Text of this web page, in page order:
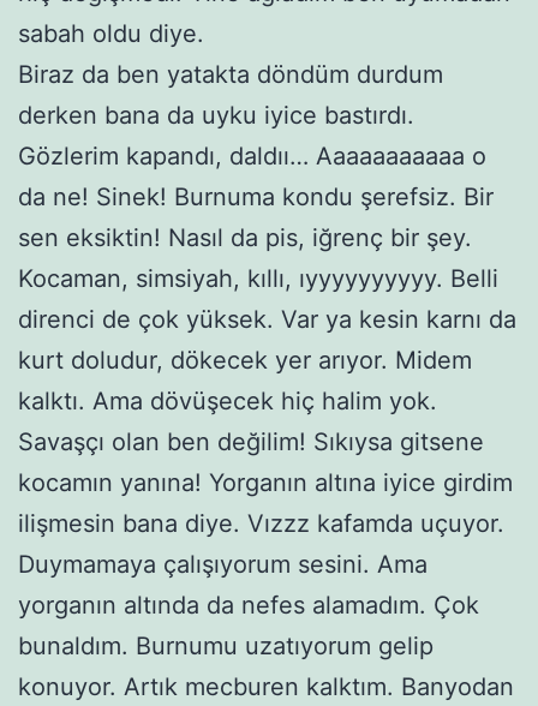
sabah oldu diye.
Biraz da ben yatakta döndüm durdum
derken bana da uyku iyice bastırdı.
Gözlerim kapandı, daldıı… Aaaaaaaaaaa o
da ne! Sinek! Burnuma kondu şerefsiz. Bir
sen eksiktin! Nasıl da pis, iğrenç bir şey.
Kocaman, simsiyah, kıllı, ıyyyyyyyyyy. Belli
direnci de çok yüksek. Var ya kesin karnı da
kurt doludur, dökecek yer arıyor. Midem
kalktı. Ama dövüşecek hiç halim yok.
Savaşçı olan ben değilim! Sıkıysa gitsene
kocamın yanına! Yorganın altına iyice girdim
ilişmesin bana diye. Vızzz kafamda uçuyor.
Duymamaya çalışıyorum sesini. Ama
yorganın altında da nefes alamadım. Çok
bunaldım. Burnumu uzatıyorum gelip
konuyor. Artık mecburen kalktım. Banyodan